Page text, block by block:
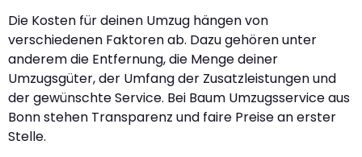
Die Kosten für deinen Umzug hängen von
verschiedenen Faktoren ab. Dazu gehören unter
anderem die Entfernung, die Menge deiner
Umzugsgüter, der Umfang der Zusatzleistungen und
der gewünschte Service. Bei Baum Umzugsservice aus
Bonn stehen Transparenz und faire Preise an erster
Stelle.